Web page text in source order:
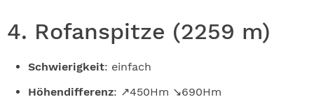
4. Rofanspitze (2259 m)
Schwierigkeit: einfach
Höhendifferenz: ↗450Hm ↘690Hm